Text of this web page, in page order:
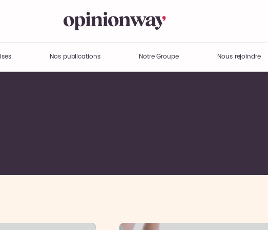
Nos publications Notre Groupe Nous rejoindre